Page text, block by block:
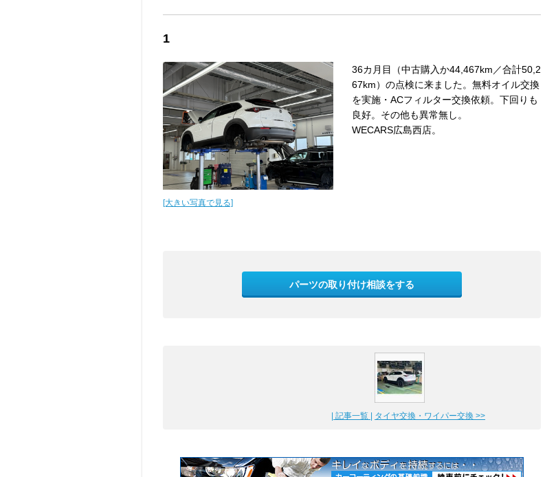
1
[大きい写真で見る]
36カ月目（中古購入か44,467km／合計50,2
67km）の点検に来ました。無料オイル交換
を実施・ACフィルター交換依頼。下回りも
良好。その他も異常無し。
WECARS広島西店。
パーツの取り付け相談をする
| 記事一覧 | タイヤ交換・ワイパー交換 >>